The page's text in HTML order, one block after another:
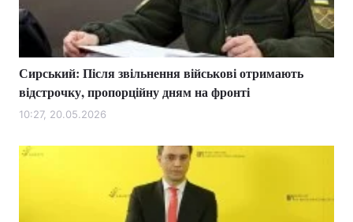
Сирський: Після звільнення військові отримають
відстрочку, пропорційну дням на фронті
10:27, 20.05.2026